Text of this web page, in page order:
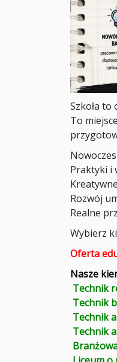
Szkoła to
To
Praktyki i
Rozwój
Realne
Wybierz
Oferta
Nasze
Technik
Technik
Technik
Technik